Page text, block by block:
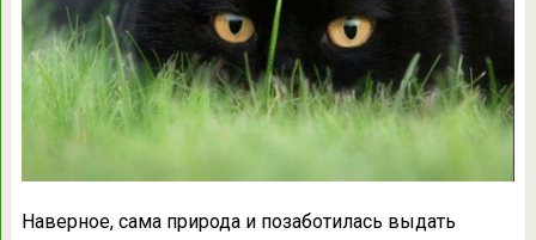
Наверное, сама природа и позаботилась выдать